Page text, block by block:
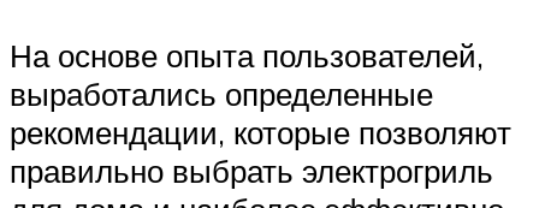
На основе опыта пользователей,
выработались определенные
рекомендации, которые позволяют
правильно выбрать электрогриль